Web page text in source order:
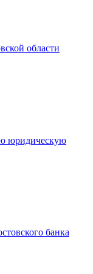
области
юридическую
банка